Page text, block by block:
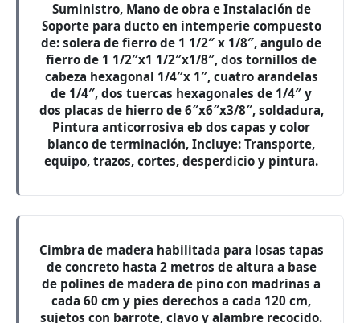
Suministro, Mano de obra e Instalación de
Soporte para ducto en intemperie compuesto
de: solera de fierro de 1 1/2″ x 1/8″, angulo de
fierro de 1 1/2″x1 1/2″x1/8″, dos tornillos de
cabeza hexagonal 1/4″x 1″, cuatro arandelas
de 1/4″, dos tuercas hexagonales de 1/4″ y
dos placas de hierro de 6″x6″x3/8″, soldadura,
Pintura anticorrosiva eb dos capas y color
blanco de terminación, Incluye: Transporte,
equipo, trazos, cortes, desperdicio y pintura.
Cimbra de madera habilitada para losas tapas
de concreto hasta 2 metros de altura a base
de polines de madera de pino con madrinas a
cada 60 cm y pies derechos a cada 120 cm,
sujetos con barrote, clavo y alambre recocido.